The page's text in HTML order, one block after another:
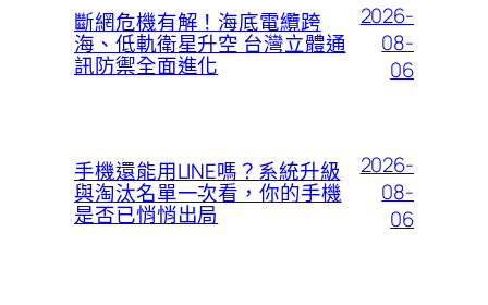
斷網危機有解！海底電纜跨
海、低軌衛星升空 台灣立體通
訊防禦全面進化
2026-
08-
06
手機還能用LINE嗎？系統升級
與淘汰名單一次看，你的手機
是否已悄悄出局
2026-
08-
06